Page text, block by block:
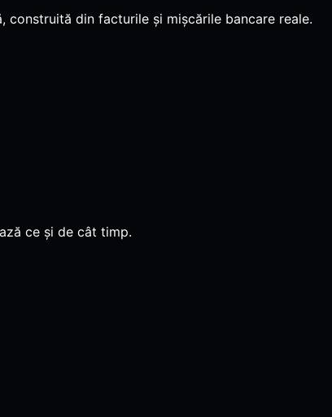
din facturile și mișcările bancare reale.
ce și de cât timp.